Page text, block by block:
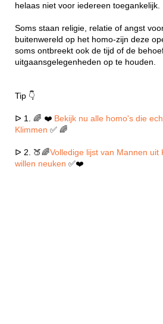
helaas niet voor iedereen toegankelijk.
Soms staan religie, relatie of angst
buitenwereld op het homo-zijn deze
soms ontbreekt ook de tijd of de
uitgaansgelegenheden op te houden.
Tip 👇
ᐅ 1. 🌈 ❤️ Bekijk nu alle homo's die
Klimmen ✅ 🌈
ᐅ 2. 🍑🌈Volledige lijst van Mannen uit
willen neuken ✅❤️